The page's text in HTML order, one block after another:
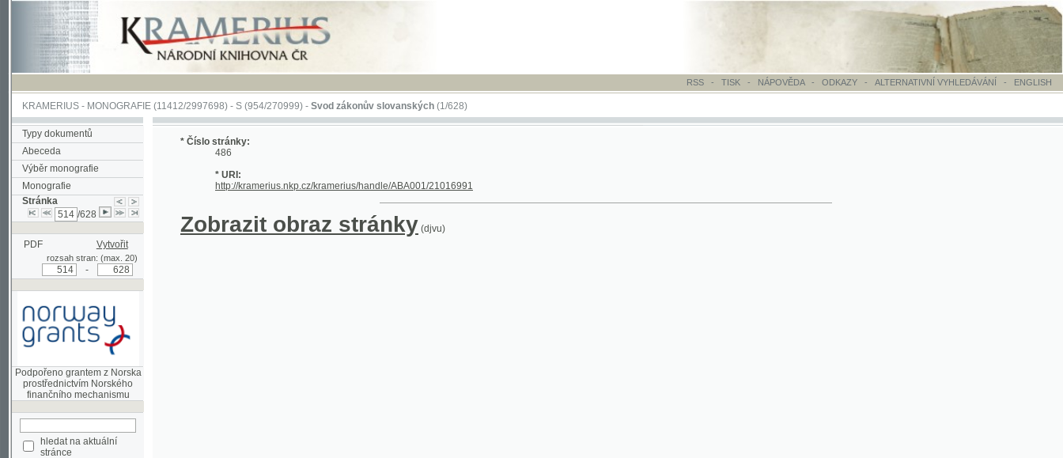
RSS - TISK-NÁPOVĚDA - ODKAZY - ALTERNATIVNÍ VYHLEDÁVÁNÍ- ENGLISH
KRAMERIUS-MONOGRAFIE(11412/2997698) -S (954/270999)-Svod zákonův slovanských(1/628)
Typy dokumentů
Abeceda
Výběr monografie
Monografie
Stránka
/628
PDF Vytvořit
rozsah stran: (max. 20)
Podpořeno grantem z Norska
prostřednictvím Norského
hledat na aktuální
stránce
Pokročilé vyhledávání
* Číslo stránky:
486
* URI:
http://kramerius.nkp.cz/kramerius/handle/ABA001/21016991
Zobrazit obraz stránky